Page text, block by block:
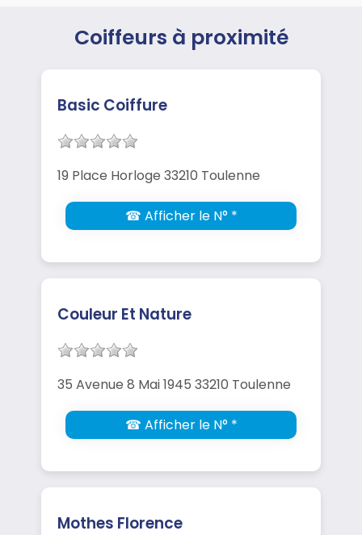
Coiffeurs à proximité
Basic Coiffure
19 Place Horloge 33210 Toulenne
☎ Afficher le N° *
Couleur Et Nature
35 Avenue 8 Mai 1945 33210 Toulenne
☎ Afficher le N° *
Mothes Florence